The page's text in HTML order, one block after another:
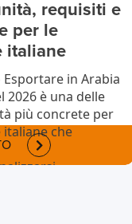
requisiti e
per le
italiane
in Arabia
2026 è una delle
più concrete per
italiane che